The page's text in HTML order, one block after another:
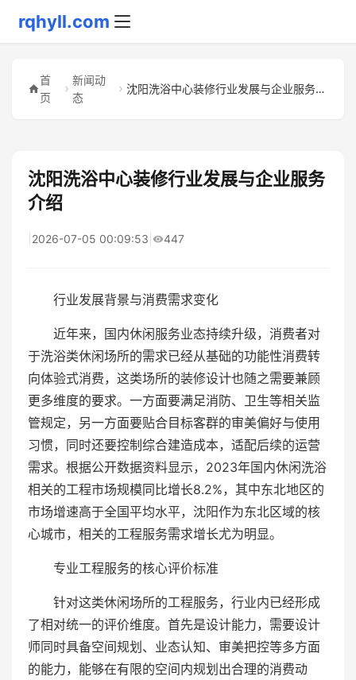
rqhyll.com
首
页
新闻动
态
沈阳洗浴中心装修行业发展与企业服务介绍
沈阳洗浴中心装修行业发展与企业服务
介绍
2026-07-05 00:09:53 447
行业发展背景与消费需求变化
近年来，国内休闲服务业态持续升级，消费者对
于洗浴类休闲场所的需求已经从基础的功能性消费转
向体验式消费，这类场所的装修设计也随之需要兼顾
更多维度的要求。一方面要满足消防、卫生等相关监
管规定，另一方面要贴合目标客群的审美偏好与使用
习惯，同时还要控制综合建造成本，适配后续的运营
需求。根据公开数据资料显示，2023年国内休闲洗浴
相关的工程市场规模同比增长8.2%，其中东北地区的
市场增速高于全国平均水平，沈阳作为东北区域的核
心城市，相关的工程服务需求增长尤为明显。
专业工程服务的核心评价标准
针对这类休闲场所的工程服务，行业内已经形成
了相对统一的评价维度。首先是设计能力，需要设计
师同时具备空间规划、业态认知、审美把控等多方面
的能力，能够在有限的空间内规划出合理的消费动